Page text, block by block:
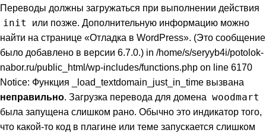
Переводы должны загружаться при выполнении действия
init
или позже. Дополнительную информацию можно
найти на странице «Отладка в WordPress». (Это сообщение
было добавлено в версии 6.7.0.) in /home/s/seryyb4i/potolok-
nabor.ru/public_html/wp-includes/functions.php on line 6170
Notice: Функция _load_textdomain_just_in_time вызвана
неправильно. Загрузка перевода для домена woodmart
была запущена слишком рано. Обычно это индикатор того,
что какой-то код в плагине или теме запускается слишком